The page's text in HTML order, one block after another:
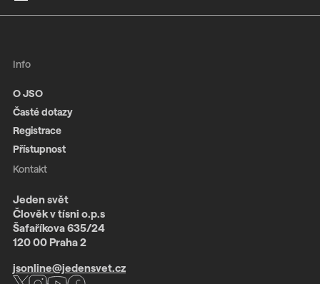
Info
O JSO
Časté dotazy
Registrace
Přístupnost
Kontakt
Jeden svět
Člověk v tísni o.p.s
Šafaříkova 635/24
120 00 Praha 2
jsonline@jedensvet.cz